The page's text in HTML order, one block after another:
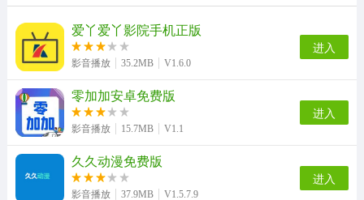
飞沙tv免费原版 FLStudioMobile正版
红旅动漫手机版 人品计算器安卓版
加菲猫影视免费版
爱丫爱丫影院手机正版
影音播放 35.2MB V1.6.0
进入
零加加安卓免费版
影音播放 15.7MB V1.1
进入
久久动漫免费版
影音播放 37.9MB V1.5.7.9
进入